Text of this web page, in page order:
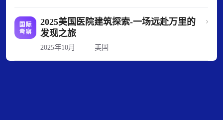
2025美国医院建筑探索-一场远赴万里的
发现之旅
2025年10月 美国